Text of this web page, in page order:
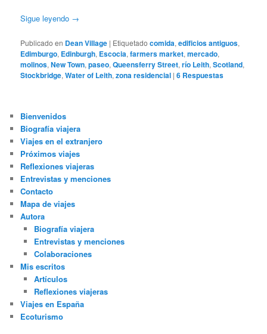
Sigue leyendo →
Publicado en Dean Village | Etiquetado comida,edificios antiguos,
Edimburgo, Edinburgh, Escocia,farmers market,mercado,
molinos,New Town,paseo,Queensferry Street,río Leith,Scotland,
Stockbridge,Water of Leith,zona residencial |6 Respuestas
Bienvenidos
Biografía viajera
Viajes en el extranjero
Próximos viajes
Reflexiones viajeras
Entrevistas y menciones
Contacto
Mapa de viajes
Autora
Biografía viajera
Entrevistas y menciones
Colaboraciones
Mis escritos
Artículos
Reflexiones viajeras
Viajes en España
Ecoturismo